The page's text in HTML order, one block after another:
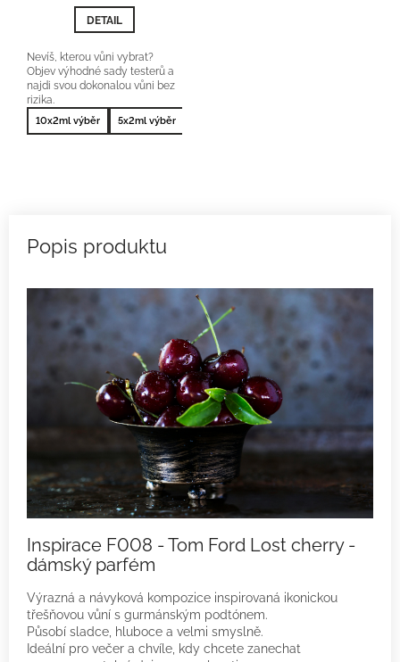
z
5
DETAIL
Nevíš, kterou vůni vybrat?
Objev výhodné sady testerů a
najdi svou dokonalou vůni bez
rizika.
10x2ml výběr 5x2ml výběr
Inspirace F008 - Tom Ford Lost cherry -
dámský parfém
Výrazná a návyková kompozice inspirovaná ikonickou
třešňovou vůní s gurmánským podtónem.
Působí sladce, hluboce a velmi smyslně.
Ideální pro večer a chvíle, kdy chcete zanechat